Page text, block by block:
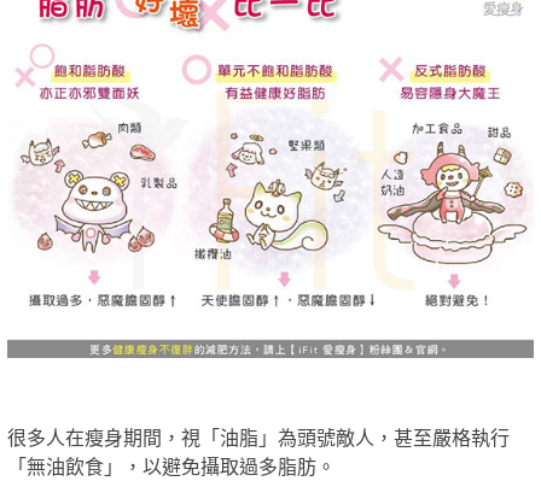
很多人在瘦身期間，視「油脂」為頭號敵人，甚至嚴格執行
「無油飲食」，以避免攝取過多脂肪。